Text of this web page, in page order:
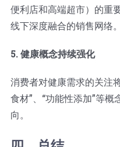
便利店和高端超市）的重
线下深度融合的销售网络。
5. 健康概念持续强化
消费者对健康需求的关注
食材”、“功能性添加”等
向。